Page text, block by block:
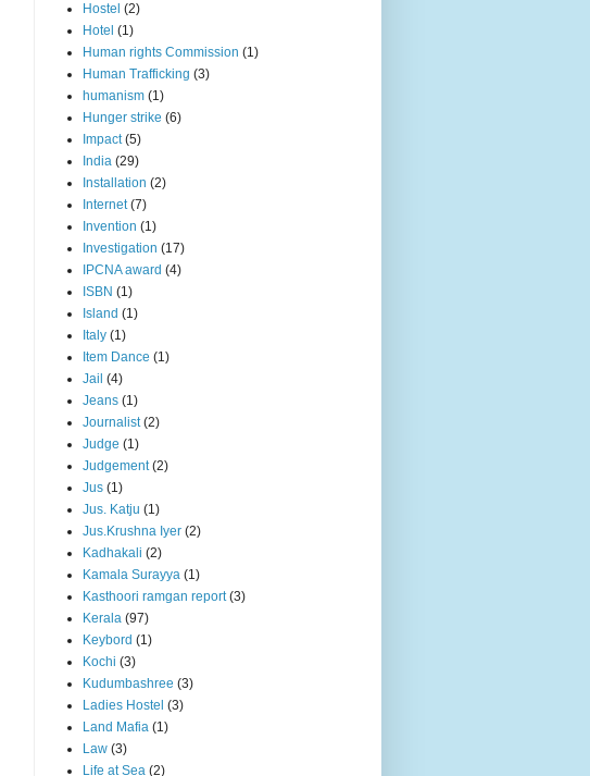
Hostel (2)
Hotel (1)
Human rights Commission (1)
Human Trafficking (3)
humanism (1)
Hunger strike (6)
Impact (5)
India (29)
Installation (2)
Internet (7)
Invention (1)
Investigation (17)
IPCNA award (4)
ISBN (1)
Island (1)
Italy (1)
Item Dance (1)
Jail (4)
Jeans (1)
Journalist (2)
Judge (1)
Judgement (2)
Jus (1)
Jus. Katju (1)
Jus.Krushna Iyer (2)
Kadhakali (2)
Kamala Surayya (1)
Kasthoori ramgan report (3)
Kerala (97)
Keybord (1)
Kochi (3)
Kudumbashree (3)
Ladies Hostel (3)
Land Mafia (1)
Law (3)
Life at Sea (2)